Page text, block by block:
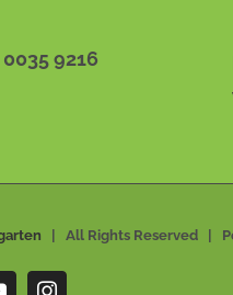
9216
| All Rights Reserved |